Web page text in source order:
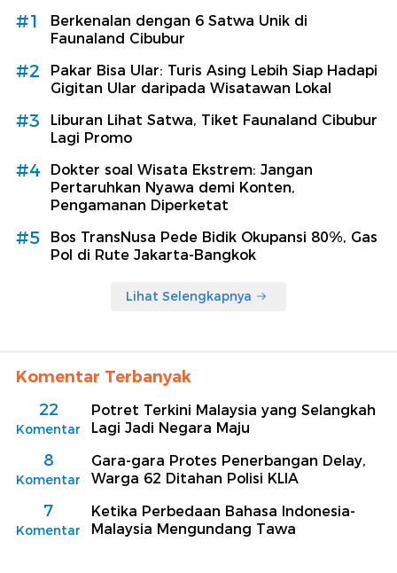
#1
Berkenalan dengan 6 Satwa Unik di
Faunaland Cibubur
#2
Pakar Bisa Ular: Turis Asing Lebih Siap Hadapi
Gigitan Ular daripada Wisatawan Lokal
#3
Liburan Lihat Satwa, Tiket Faunaland Cibubur
Lagi Promo
#4
Dokter soal Wisata Ekstrem: Jangan
Pertaruhkan Nyawa demi Konten,
Pengamanan Diperketat
#5
Bos TransNusa Pede Bidik Okupansi 80%, Gas
Pol di Rute Jakarta-Bangkok
Lihat Selengkapnya
Komentar Terbanyak
22
Komentar
Potret Terkini Malaysia yang Selangkah
Lagi Jadi Negara Maju
8
Komentar
Gara-gara Protes Penerbangan Delay,
Warga 62 Ditahan Polisi KLIA
7
Komentar
Ketika Perbedaan Bahasa Indonesia-
Malaysia Mengundang Tawa